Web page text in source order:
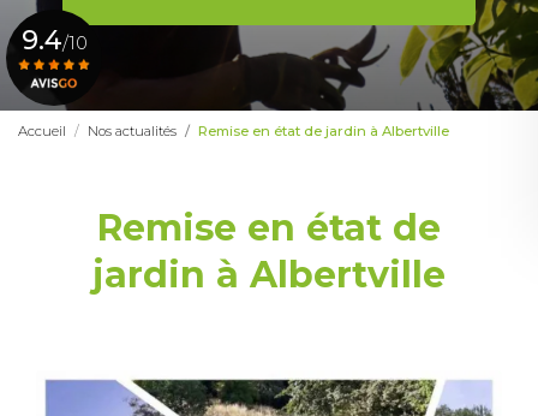
9.4/10
Accueil Nos actualités Remise en état de jardin à Albertville
Remise en état de
jardin à Albertville